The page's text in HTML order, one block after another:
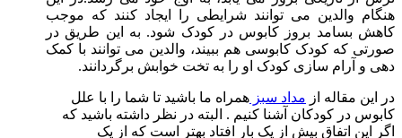
هنگام والدین می توانند شرایطی را ایجاد کنند که موجب
کاهش بسامد بروز کابوس در کودک شود. به این طریق در
صورتی که کودک کابوسی هم ببیند، والدین می توانند با کمک
دهی و آرام سازی کودک او را به تخت خوابش برگردانند.
در این مقاله از مداد سبز همراه ما باشید تا شما را با علل
کابوس در کودکان آشنا کنیم . البته در نظر داشته باشید که
اگر این اتفاق بیش از یک بار افتاد بهتر است که از یک